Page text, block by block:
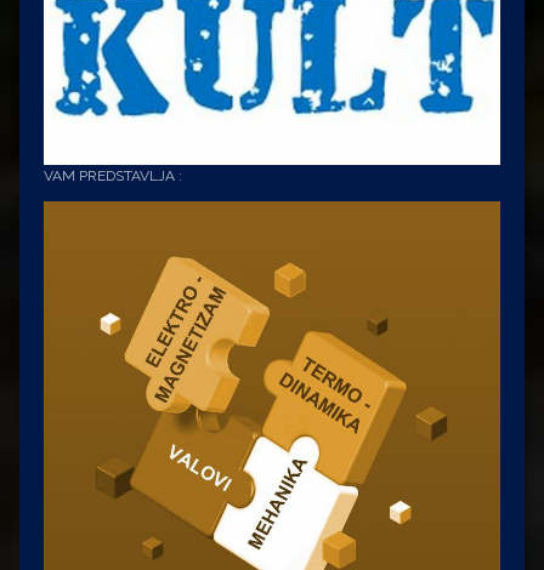
VAM PREDSTAVLJA :